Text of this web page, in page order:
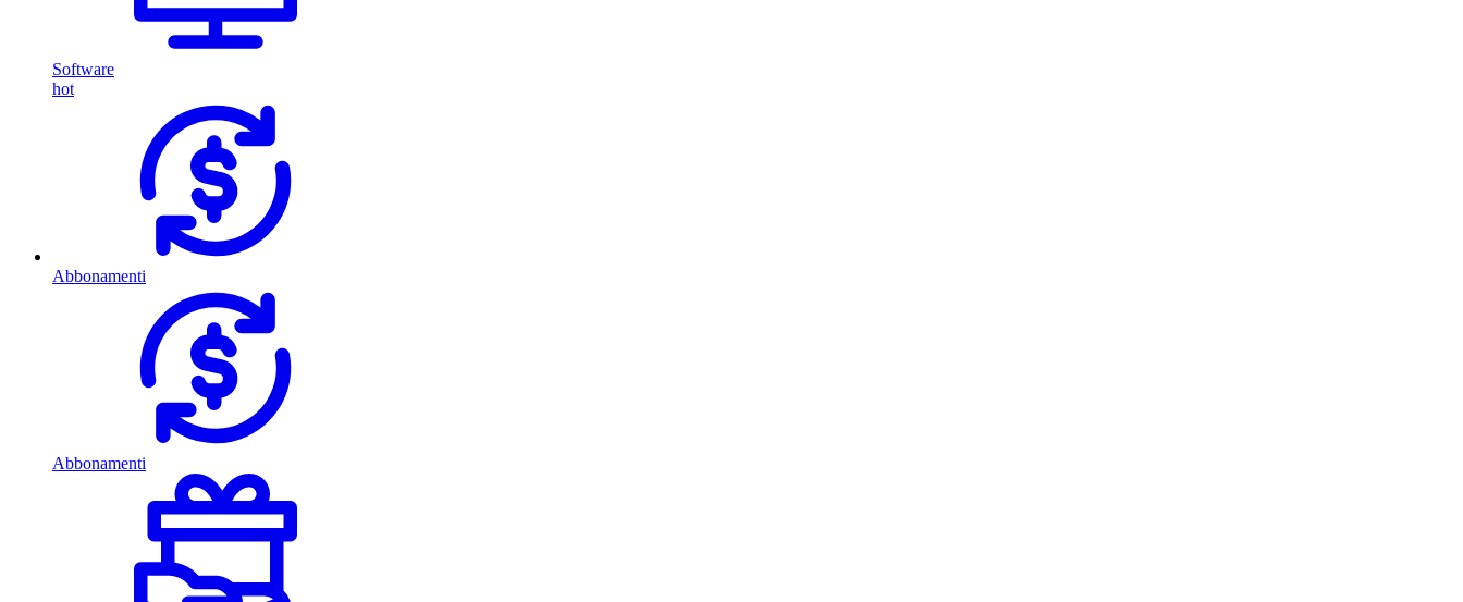
Software
hot
Abbonamenti
Abbonamenti